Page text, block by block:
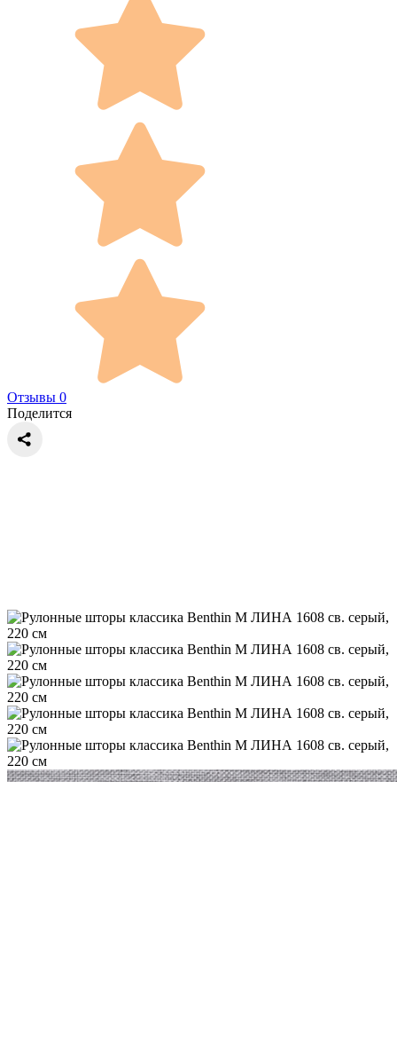
Отзывы 0
Поделится